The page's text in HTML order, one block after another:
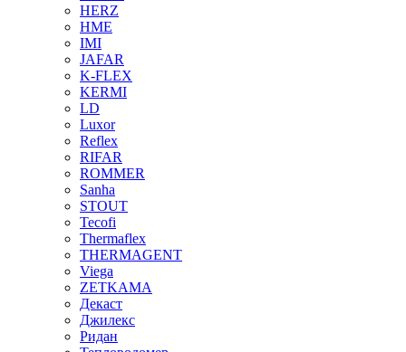
HERZ
HME
IMI
JAFAR
K-FLEX
KERMI
LD
Luxor
Reflex
RIFAR
ROMMER
Sanha
STOUT
Tecofi
Thermaflex
THERMAGENT
Viega
ZETKAMA
Декаст
Джилекс
Ридан